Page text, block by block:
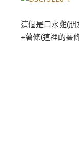
這個是口水雞(
+薯條(這裡的薯